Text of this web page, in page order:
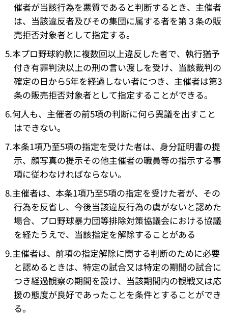
催者が当該行為を悪質であると判断するとき、主催者
は、当該違反者及びその集団に属する者を第３条の販
売拒否対象者として指定する。
5.本プロ野球約款に複数回以上違反した者で、執行猶予
付き有罪判決以上の刑の言い渡しを受け、当該裁判の
確定の日から5年を経過しない者につき、主催者は第3
条の販売拒否対象者として指定することができる。
6.何人も、主催者の前5項の判断に何ら異議を出すこと
はできない。
7.本条1項乃至5項の指定を受けた者は、身分証明書の提
示、顔写真の提示その他主催者の職員等の指示する事
項に従わなければならない。
8.主催者は、本条1項乃至5項の指定を受けた者が、その
行為を反省し、今後当該違反行為の虞がないと認めた
場合、プロ野球暴力団等排除対策協議会における協議
を経たうえで、当該指定を解除することがある
9.主催者は、前項の指定解除に関する判断のために必要
と認めるときは、特定の試合又は特定の期間の試合に
つき経過観察の期間を設け、当該期間内の観戦又は応
援の態度が良好であったことを条件とすることができ
る。